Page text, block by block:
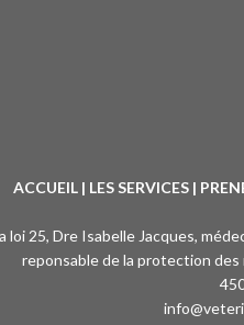
ACCUEIL| LES SERVICES|
loi 25, Dre Isabelle Jacques,
reponsable de la protection